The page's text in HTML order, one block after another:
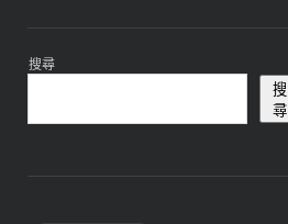
資
訊
欄
搜尋
搜
尋